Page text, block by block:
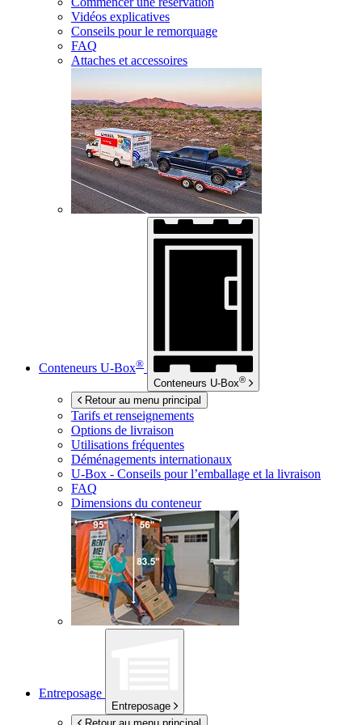
Vidéos explicatives
Conseils pour le remorquage
FAQ
Attaches et accessoires
Conteneurs U-Box®
Conteneurs U-Box®
Retour au menu principal
Tarifs et renseignements
Options de livraison
Utilisations fréquentes
Déménagements internationaux
U-Box - Conseils pour l’emballage et la livraison
FAQ
Dimensions du conteneur
Entreposage
Entreposage